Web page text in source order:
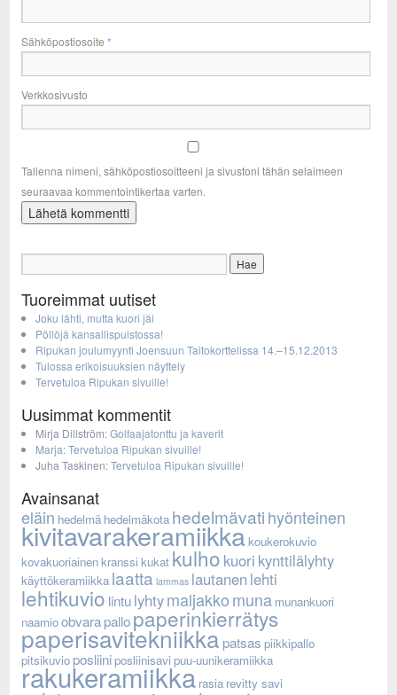
Sähköpostiosoite *
Verkkosivusto
Tallenna nimeni, sähköpostiosoitteeni ja sivustoni tähän selaimeen
seuraavaa kommentointikertaa varten.
Tuoreimmat uutiset
Joku lähti, mutta kuori jäi
Pöllöjä kansallispuistossa!
Ripukan joulumyynti Joensuun Taitokorttelissa 14.–15.12.2013
Tulossa erikoisuuksien näyttely
Tervetuloa Ripukan sivuille!
Uusimmat kommentit
Mirja Dillström:Golfaajatonttu ja kaverit
Marja:Tervetuloa Ripukan sivuille!
Juha Taskinen:Tervetuloa Ripukan sivuille!
Avainsanat
eläin hedelmä hedelmäkota hedelmävatihyönteinen
kivitavarakeramiikkakoukerokuvio
kovakuoriainenkranssi kukat kulho kuori kynttilälyhty
käyttökeramiikka laatta lammas lautanen lehti
lehtikuvio lintulyhtymaljakkomuna munankuori
naamioobvarapallopaperinkierrätys
paperisavitekniikkapatsas piikkipallo
pitsikuvio posliiniposliinisavi puu-uunikeramiikka
rakukeramiikka rasia revitty savi